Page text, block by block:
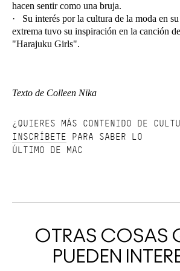
hacen sentir como una bruja.
· Su interés por la cultura de la moda en
extrema tuvo su inspiración en la canción
"Harajuku Girls".
Texto de Colleen Nika
¿QUIERES MÁS CONTENIDO DE
INSCRÍBETE PARA SABER LO
ÚLTIMO DE MAC
OTRAS COSAS
PUEDEN